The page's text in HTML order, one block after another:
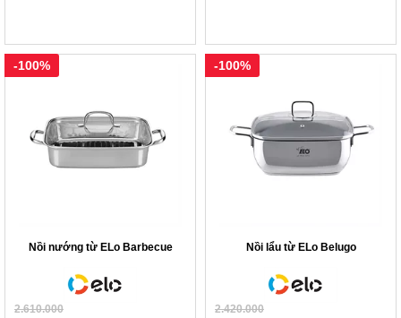
Nồi nướng từ ELo Barbecue
2.610.000
-100%
Nồi lẩu từ ELo Belugo
2.420.000
-100%